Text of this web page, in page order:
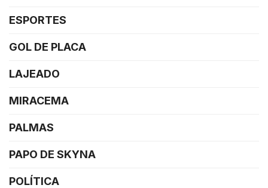
ESPORTES
GOL DE PLACA
LAJEADO
MIRACEMA
PALMAS
PAPO DE SKYNA
POLÍTICA